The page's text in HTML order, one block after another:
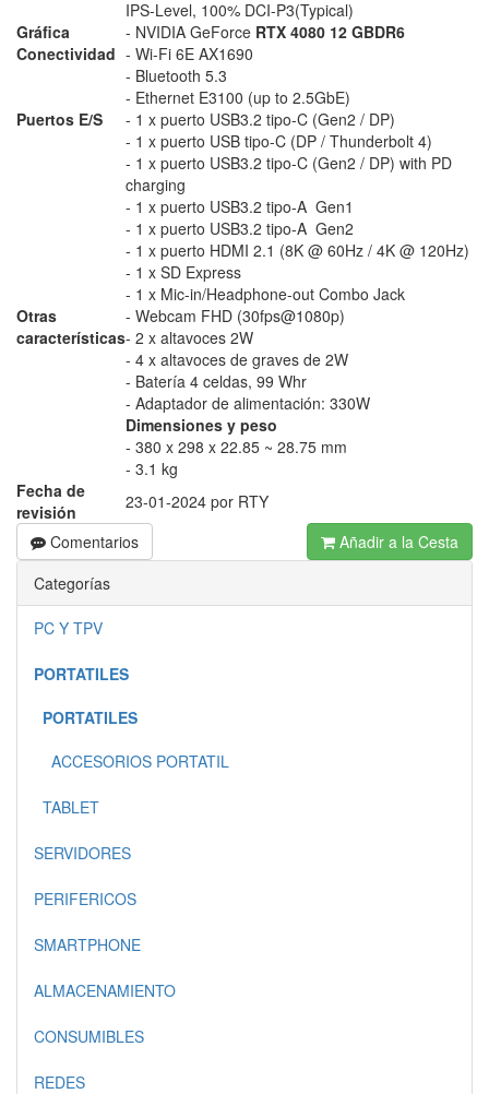
IPS-Level, 100% DCI-P3(Typical)
Gráfica
- NVIDIA GeForce RTX 4080 12 GBDR6
Conectividad - Wi-Fi 6E AX1690
- Bluetooth 5.3
- Ethernet E3100 (up to 2.5GbE)
Puertos E/S
- 1 x puerto USB3.2 tipo-C (Gen2 / DP)
- 1 x puerto USB tipo-C (DP / Thunderbolt 4)
- 1 x puerto USB3.2 tipo-C (Gen2 / DP) with PD
charging
- 1 x puerto USB3.2 tipo-A Gen1
- 1 x puerto USB3.2 tipo-A Gen2
- 1 x puerto HDMI 2.1 (8K @ 60Hz / 4K @ 120Hz)
- 1 x SD Express
- 1 x Mic-in/Headphone-out Combo Jack
Otras
características
- Webcam FHD (30fps@1080p)
- 2 x altavoces 2W
- 4 x altavoces de graves de 2W
- Batería 4 celdas, 99 Whr
- Adaptador de alimentación: 330W
Dimensiones y peso
- 380 x 298 x 22.85 ~ 28.75 mm
- 3.1 kg
Fecha de
revisión
23-01-2024 por RTY
Comentarios
Añadir a la Cesta
Categorías
PC Y TPV
PORTATILES
PORTATILES
ACCESORIOS PORTATIL
TABLET
SERVIDORES
PERIFERICOS
SMARTPHONE
ALMACENAMIENTO
CONSUMIBLES
REDES